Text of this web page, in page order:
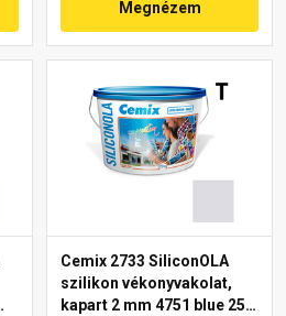
Megnézem
Cemix 2733 SiliconOLA
szilikon vékonyvakolat,
kapart 2 mm 4751 blue 25